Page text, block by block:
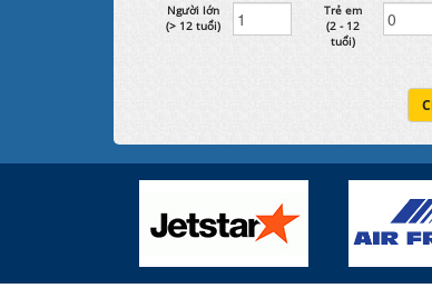
Người lớn
(> 12 tuổi)
Trẻ em
(2 - 12
tuổi)